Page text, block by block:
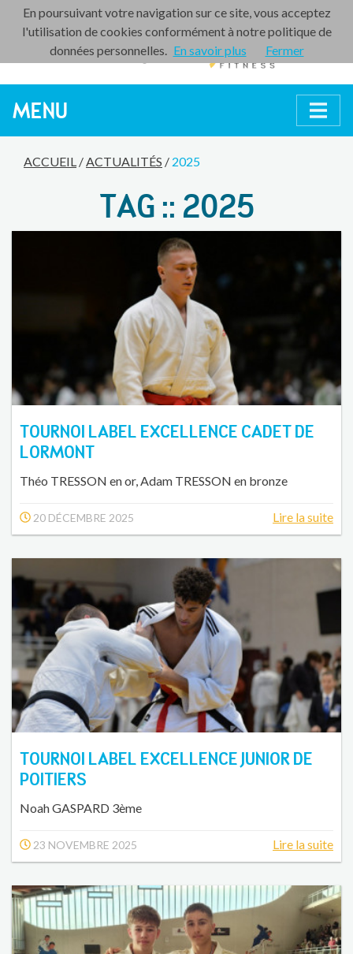
MENU
ACCUEIL / ACTUALITÉS / 2025
TAG :: 2025
TOURNOI LABEL EXCELLENCE CADET DE
LORMONT
Théo TRESSON en or, Adam TRESSON en bronze
20 DÉCEMBRE 2025 Lire la suite
TOURNOI LABEL EXCELLENCE JUNIOR DE
POITIERS
Noah GASPARD 3ème
23 NOVEMBRE 2025 Lire la suite
En poursuivant votre navigation sur ce site, vous acceptez
l'utilisation de cookies conformément à notre politique de
données personnelles. En savoir plus Fermer